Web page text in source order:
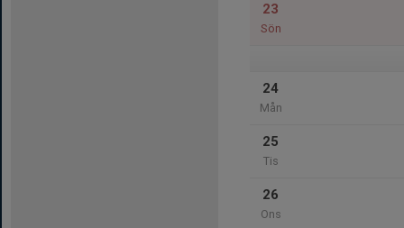
23
Sön
24
Mån
25
Tis
26
Ons